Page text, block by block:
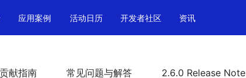
应用案例 活动日历 开发者社区 资讯
贡献指南 常见问题与解答 2.6.0 Release Note